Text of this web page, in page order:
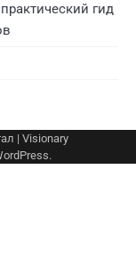
гид
| Visionary
.